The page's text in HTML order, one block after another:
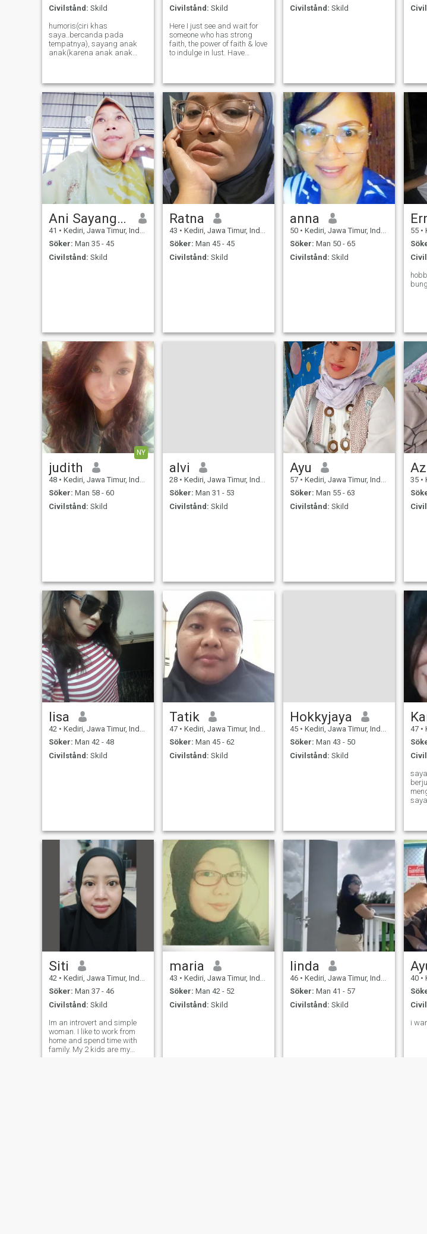
Civilstånd: Skild
humoris(ciri khas
saya..bercanda pada
tempatnya), sayang anak
anak(karena anak anak
suka melihat lihat ketempat
yang asri dan setia dengan
pasangan. dan sedikit
manja.
Civilstånd: Skild
Here I just see and wait for
someone who has strong
faith, the power of faith & love
to indulge in lust. Have
close. And in marriage he
has the principle of being
faithful
Civilstånd: Skild
Ani Sayangku
41 • Kediri, Jawa Timur, Indonesien
Söker: Man 35 - 45
Civilstånd: Skild
Ratna
43 • Kediri, Jawa Timur, Indonesien
Söker: Man 45 - 45
Civilstånd: Skild
anna
50 • Kediri, Jawa Timur, Indonesien
Söker: Man 50 - 65
Civilstånd: Skild
55 •
NY
judith
48 • Kediri, Jawa Timur, Indonesien
Söker: Man 58 - 60
Civilstånd: Skild
alvi
28 • Kediri, Jawa Timur, Indonesien
Söker: Man 31 - 53
Civilstånd: Skild
Ayu
57 • Kediri, Jawa Timur, Indonesien
Söker: Man 55 - 63
Civilstånd: Skild
35 •
lisa
42 • Kediri, Jawa Timur, Indonesien
Söker: Man 42 - 48
Civilstånd: Skild
Tatik
47 • Kediri, Jawa Timur, Indonesien
Söker: Man 45 - 62
Civilstånd: Skild
Hokkyjaya
45 • Kediri, Jawa Timur, Indonesien
Söker: Man 43 - 50
Civilstånd: Skild
47 •
saya
Siti
42 • Kediri, Jawa Timur, Indonesien
Söker: Man 37 - 46
Civilstånd: Skild
Im an introvert and simple
woman. I like to work from
home and spend time with
family. My 2 kids are my
maria
43 • Kediri, Jawa Timur, Indonesien
Söker: Man 42 - 52
Civilstånd: Skild
linda
46 • Kediri, Jawa Timur, Indonesien
Söker: Man 41 - 57
Civilstånd: Skild
40 •
i